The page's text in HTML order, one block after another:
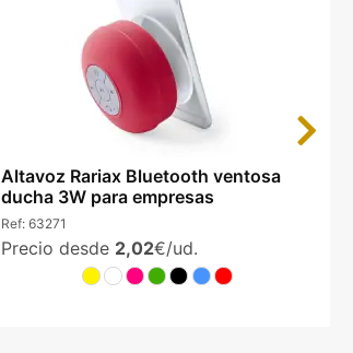
Altavoz Rariax Bluetooth ventosa
ducha 3W para empresas
Ref: 63271
Precio desde 2,02€/ud.
Next